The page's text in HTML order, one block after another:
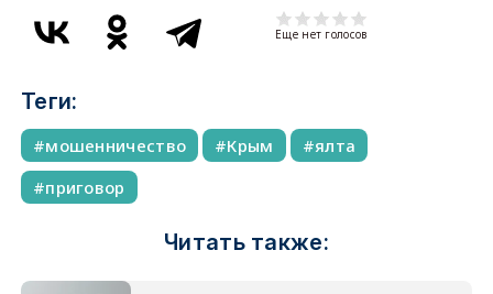
Еще нет голосов
Теги:
мошенничество Крым
ялта
приговор
Читать также: